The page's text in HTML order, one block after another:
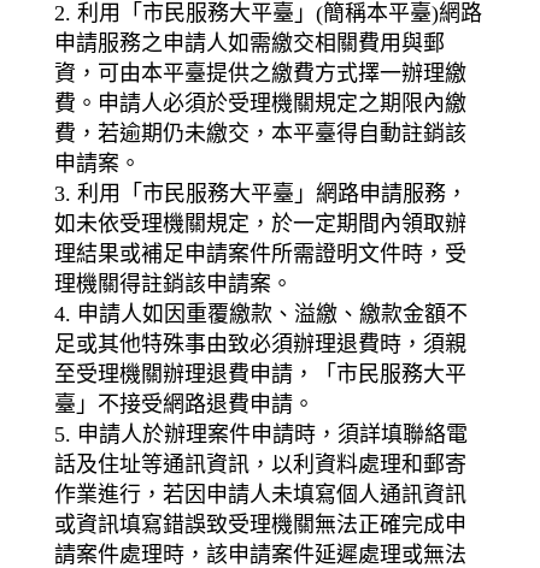
2. 利用「市民服務大平臺」(簡稱本平臺)網路
申請服務之申請人如需繳交相關費用與郵
資，可由本平臺提供之繳費方式擇一辦理繳
費。申請人必須於受理機關規定之期限內繳
費，若逾期仍未繳交，本平臺得自動註銷該
申請案。
3. 利用「市民服務大平臺」網路申請服務，
如未依受理機關規定，於一定期間內領取辦
理結果或補足申請案件所需證明文件時，受
理機關得註銷該申請案。
4. 申請人如因重覆繳款、溢繳、繳款金額不
足或其他特殊事由致必須辦理退費時，須親
至受理機關辦理退費申請，「市民服務大平
臺」不接受網路退費申請。
5. 申請人於辦理案件申請時，須詳填聯絡電
話及住址等通訊資訊，以利資料處理和郵寄
作業進行，若因申請人未填寫個人通訊資訊
或資訊填寫錯誤致受理機關無法正確完成申
請案件處理時，該申請案件延遲處理或無法